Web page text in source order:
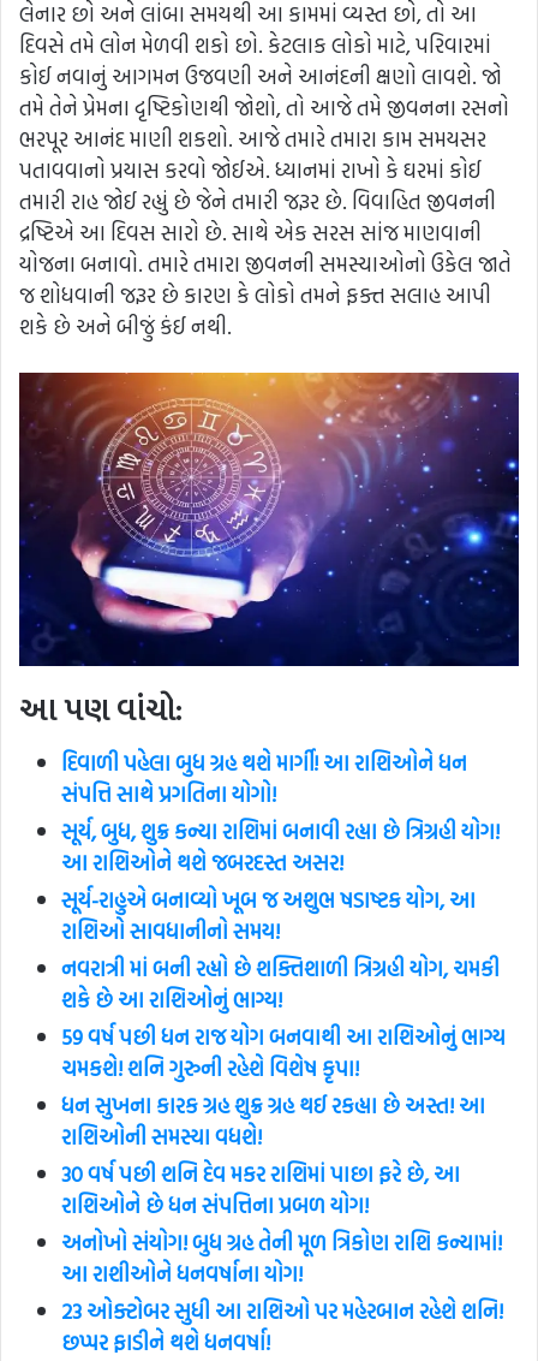
લેનાર છો અને લાંબા સમયથી આ કામમાં વ્યસ્ત છો, તો આ
દિવસે તમે લોન મેળવી શકો છો. કેટલાક લોકો માટે, પરિવારમાં
કોઈ નવાનું આગમન ઉજવણી અને આનંદની ક્ષણો લાવશે. જો
તમે તેને પ્રેમના દૃષ્ટિકોણથી જોશો, તો આજે તમે જીવનના રસનો
ભરપૂર આનંદ માણી શકશો. આજે તમારે તમારા કામ સમયસર
પતાવવાનો પ્રયાસ કરવો જોઈએ. ધ્યાનમાં રાખો કે ઘરમાં કોઈ
તમારી રાહ જોઈ રહ્યું છે જેને તમારી જરૂર છે. વિવાહિત જીવનની
દ્રષ્ટિએ આ દિવસ સારો છે. સાથે એક સરસ સાંજ માણવાની
યોજના બનાવો. તમારે તમારા જીવનની સમસ્યાઓનો ઉકેલ જાતે
જ શોધવાની જરૂર છે કારણ કે લોકો તમને ફક્ત સલાહ આપી
શકે છે અને બીજું કંઈ નથી.
આ પણ વાંચો:
દિવાળી પહેલા બુધ ગ્રહ થશે માર્ગી! આ રાશિઓને ધન
સંપત્તિ સાથે પ્રગતિના યોગો!
સૂર્ય, બુધ, શુક્ર કન્યા રાશિમાં બનાવી રહ્યા છે ત્રિગ્રહી યોગ!
આ રાશિઓને થશે જબરદસ્ત અસર!
સૂર્ય-રાહુએ બનાવ્યો ખૂબ જ અશુભ ષડાષ્ટક યોગ, આ
રાશિઓ સાવધાનીનો સમય!
નવરાત્રી માં બની રહ્યો છે શક્તિશાળી ત્રિગ્રહી યોગ, ચમકી
શકે છે આ રાશિઓનું ભાગ્ય!
59 વર્ષ પછી ધન રાજ યોગ બનવાથી આ રાશિઓનું ભાગ્ય
ચમકશે! શનિ ગુરુની રહેશે વિશેષ કૃપા!
ધન સુખના કારક ગ્રહ શુક્ર ગ્રહ થઈ રકહ્યા છે અસ્ત! આ
રાશિઓની સમસ્યા વધશે!
30 વર્ષ પછી શનિ દેવ મકર રાશિમાં પાછા ફરે છે, આ
રાશિઓને છે ધન સંપત્તિના પ્રબળ યોગ!
અનોખો સંયોગ! બુધ ગ્રહ તેની મૂળ ત્રિકોણ રાશિ કન્યામાં!
આ રાશીઓને ધનવર્ષાના યોગ!
23 ઓક્ટોબર સુધી આ રાશિઓ પર મહેરબાન રહેશે શનિ!
છપ્પર ફાડીને થશે ધનવર્ષા!